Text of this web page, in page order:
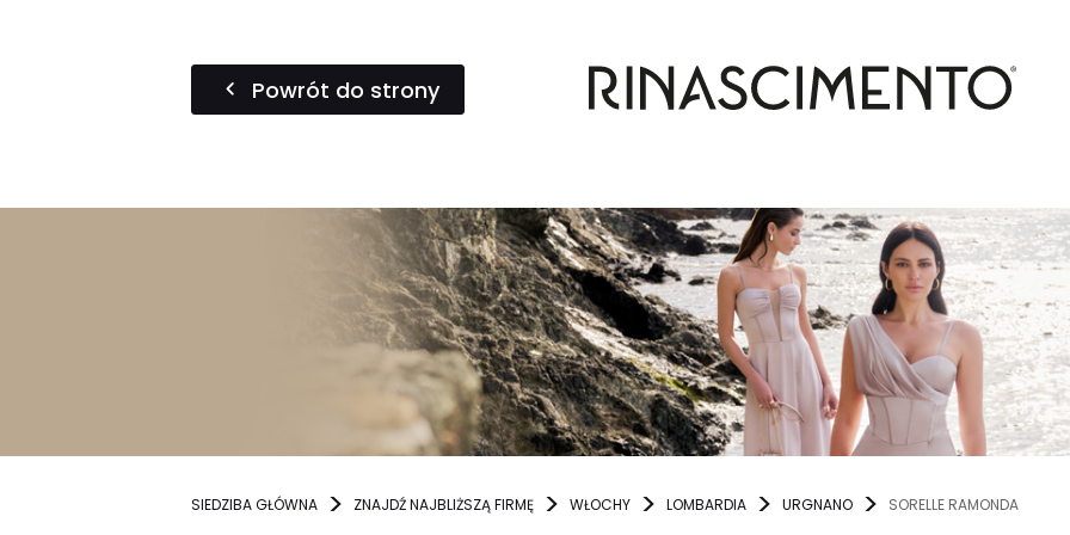
Powrót do strony
SIEDZIBA GŁÓWNA ZNAJDŹ NAJBLIŻSZĄ FIRMĘ WŁOCHY LOMBARDIA URGNANO SORELLE RAMONDA